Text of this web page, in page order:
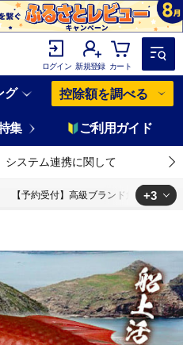
ログイン 新規登録 カート
グ 控除額を調べる
集 ご利用ガイド
システム連携に関して
【予約受付】高級ブランド魚 尖閣赤
【予約受付】高級ブランド魚 尖閣赤マチ
ほかの鮮魚 【予約受付】高級ブラ
+3